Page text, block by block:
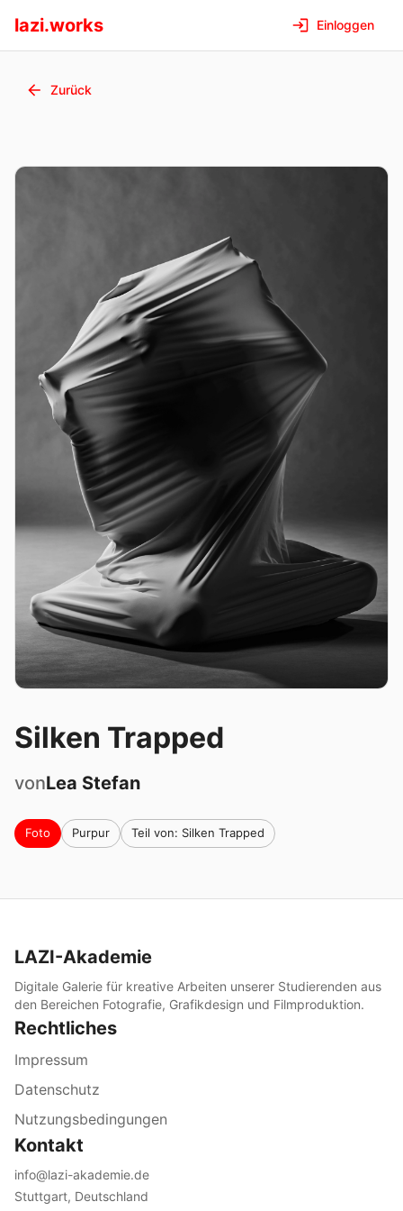
lazi.works Einloggen
Zurück
Silken Trapped
vonLea Stefan
Foto Purpur Teil von: Silken Trapped
LAZI-Akademie
Digitale Galerie für kreative Arbeiten unserer Studierenden aus
den Bereichen Fotografie, Grafikdesign und Filmproduktion.
Rechtliches
Impressum
Datenschutz
Nutzungsbedingungen
Kontakt
info@lazi-akademie.de
Stuttgart, Deutschland